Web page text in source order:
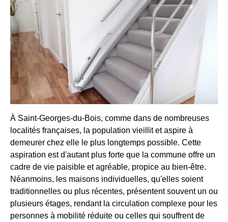
À Saint-Georges-du-Bois, comme dans de nombreuses
localités françaises, la population vieillit et aspire à
demeurer chez elle le plus longtemps possible. Cette
aspiration est d'autant plus forte que la commune offre un
cadre de vie paisible et agréable, propice au bien-être.
Néanmoins, les maisons individuelles, qu'elles soient
traditionnelles ou plus récentes, présentent souvent un ou
plusieurs étages, rendant la circulation complexe pour les
personnes à mobilité réduite ou celles qui souffrent de